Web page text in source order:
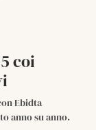
coi
Ebidta
anno su anno.